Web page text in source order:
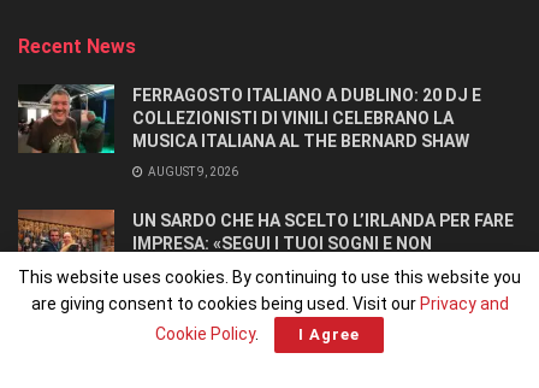
Recent News
FERRAGOSTO ITALIANO A DUBLINO: 20 DJ E
COLLEZIONISTI DI VINILI CELEBRANO LA
MUSICA ITALIANA AL THE BERNARD SHAW
AUGUST 9, 2026
UN SARDO CHE HA SCELTO L’IRLANDA PER FARE
IMPRESA: «SEGUI I TUOI SOGNI E NON
RINUNCIARCI». SI CONOSCONO IN UN OSTELLO.
AUGUST 8, 2026
This website uses cookies. By continuing to use this website you
are giving consent to cookies being used. Visit our Privacy and
Cookie Policy. I Agree